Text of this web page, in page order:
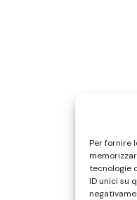
Per fornire
tecnologie
ID unici su